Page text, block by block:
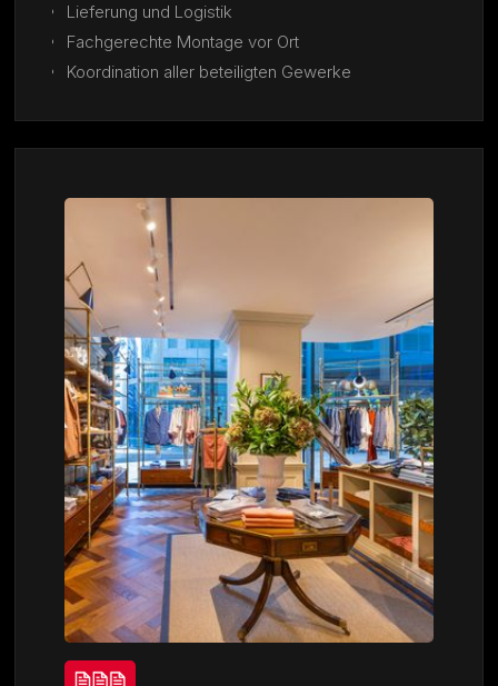
Lieferung und Logistik
Fachgerechte Montage vor Ort
Koordination aller beteiligten Gewerke